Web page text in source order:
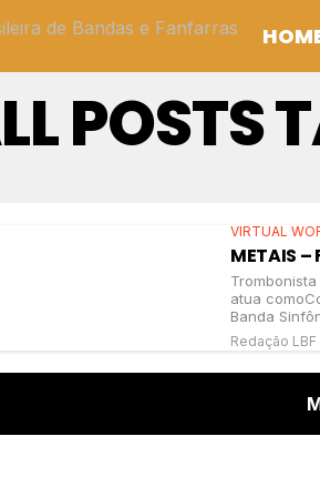
POSTS
VIRTUAL
METAIS –
atua
Banda
Redação LBF